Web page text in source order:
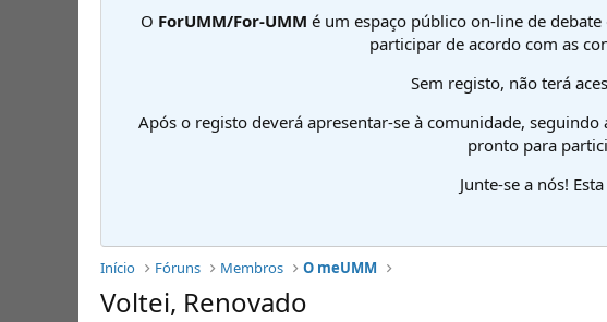
O ForUMM/For-UMM é um espaço público on-line de
participar de acordo com as
Sem registo, não terá
Após o registo deverá apresentar-se à comunidade,
pronto para
Junte-se a nós!
Início Fóruns Membros O meUMM
Voltei, Renovado